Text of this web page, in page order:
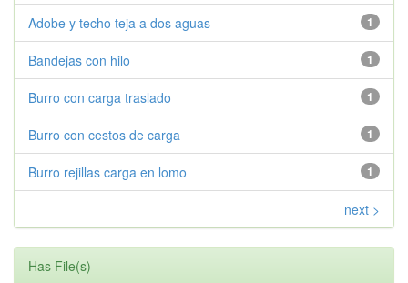
1
Adobe y techo teja a dos aguas
1
Bandejas con hilo
1
Burro con carga traslado
1
Burro con cestos de carga
1
Burro rejillas carga en lomo
next >
Has File(s)